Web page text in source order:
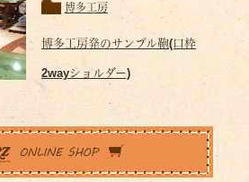
博多工房
博多工房発のサンプル鞄(口枠
2wayショルダー)